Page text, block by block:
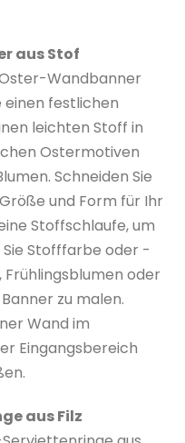
aus Stof
Wandbanner
einen festlichen
leichten Stoff in
Ostermotiven
Schneiden Sie
und Form für Ihr
Stoffschlaufe, um
Stofffarbe oder -
oder
zu malen.
Wand im
Eingangsbereich
aus Filz